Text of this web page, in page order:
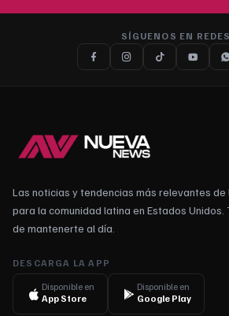
SÍGUENOS EN REDES
Las noticias y tendencias más relevantes
para la comunidad latina en Estados Unidos.
de mantenerte al día.
DESCARGA LA APP
Disponible en
App Store
Disponible en
Google Play